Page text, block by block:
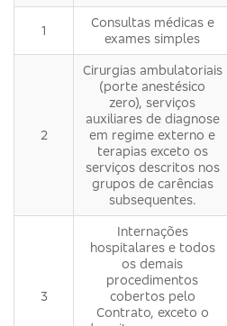
1
Consultas médicas e
exames simples
2
Cirurgias ambulatoriais
(porte anestésico
zero), serviços
auxiliares de diagnose
em regime externo e
terapias exceto os
serviços descritos nos
grupos de carências
subsequentes.
3
Internações
hospitalares e todos
os demais
procedimentos
cobertos pelo
Contrato, exceto o